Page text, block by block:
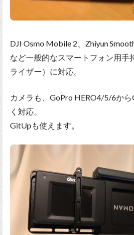
DJI Osmo Mobile 2、Zhiyun
など一般的なスマートフォン用手
ライザー）に対応。
カメラも、GoPro HERO4/5/6か
く対応。
GitUpも使えます。